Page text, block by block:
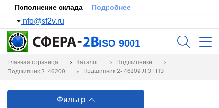
Пополнение склада Подробнее
info@sf2v.ru
ISO 9001
Главная страница Каталог
Подшипники
Подшипник 2- 46209
Подшипник 2- 46209 Л 3 ГПЗ
Фильтр